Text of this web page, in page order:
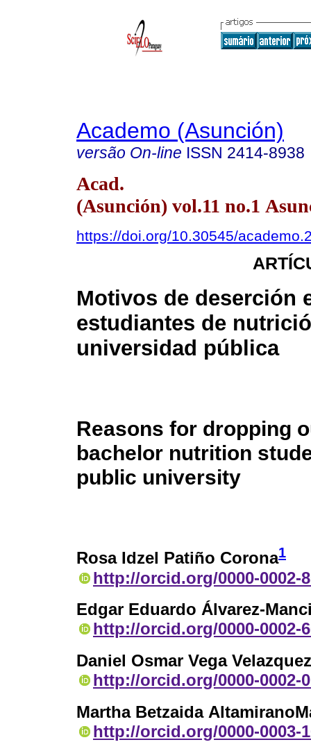
Academo (Asunción)
versão On-line ISSN 2414-8938
Acad.
(Asunción) vol.11 no.1
https://doi.org/10.30545/
Motivos de deserción
estudiantes de
universidad pública
Reasons for dropping
bachelor nutrition
public university
Rosa Idzel Patiño Corona1
http://orcid.org/0000-0002-
Edgar Eduardo Álvarez-
http://orcid.org/0000-0002-
Daniel Osmar Vega Velazquez
http://orcid.org/0000-0002-
Martha Betzaida
http://orcid.org/0000-0003-